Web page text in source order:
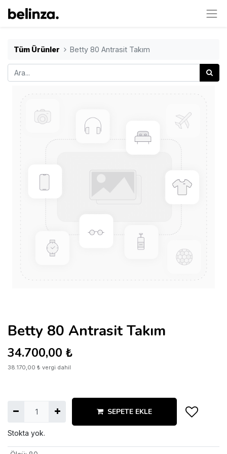
Tüm Ürünler Betty 80 Antrasit Takım
Betty 80 Antrasit Takım
34.700,00 ₺
38.170,00 ₺ vergi dahil
SEPETE EKLE
Stokta yok.